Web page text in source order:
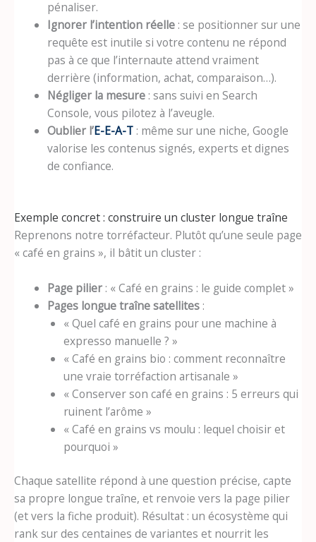
pénaliser.
Ignorer l’intention réelle: se positionner sur une
requête est inutile si votre contenu ne répond
pas à ce que l’internaute attend vraiment
derrière (information, achat, comparaison…).
Négliger la mesure: sans suivi en Search
Console, vous pilotez à l’aveugle.
Oublier l’E-E-A-T: même sur une niche, Google
valorise les contenus signés, experts et dignes
de confiance.
Exemple concret : construire un cluster longue traîne
Reprenons notre torréfacteur. Plutôt qu’une seule page
« café en grains », il bâtit un cluster :
Page pilier: « Café en grains : le guide complet »
Pages longue traîne satellites:
« Quel café en grains pour une machine à
expresso manuelle ? »
« Café en grains bio : comment reconnaître
une vraie torréfaction artisanale »
« Conserver son café en grains : 5 erreurs qui
ruinent l’arôme »
« Café en grains vs moulu : lequel choisir et
pourquoi »
Chaque satellite répond à une question précise, capte
sa propre longue traîne, et renvoie vers la page pilier
(et vers la fiche produit). Résultat : un écosystème qui
rank sur des centaines de variantes et nourrit les